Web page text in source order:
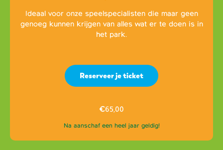
Ideaal voor onze speelspecialisten die maar geen
genoeg kunnen krijgen van alles wat er te doen is in
het park.
Reserveer je ticket
€65,00
Na aanschaf een heel jaar geldig!